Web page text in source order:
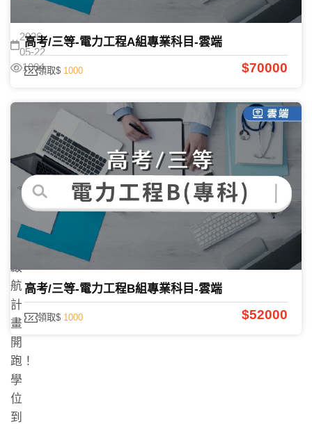
2026-
05-22
1004
TKB
國
職
啟
航
計
畫
開
跑！
學
位
到
高考/三等-電力工程A組專業科目-雲端
領取$ 1000 $70000
高考/三等-電力工程B組專業科目-雲端
領取$ 1000 $52000